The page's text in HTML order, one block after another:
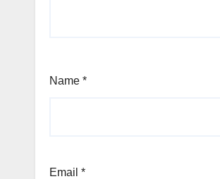
Name *
Email *